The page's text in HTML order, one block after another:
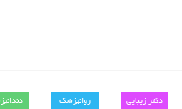
روانپزشک دکتر زیبایی